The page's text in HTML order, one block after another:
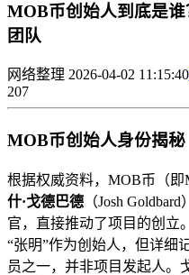
MOB币创始人到底是
团队
网络整理 2026-04-02 11:15:40
207
MOB币创始人身份揭秘
根据权威资料，MOB币（即
什·戈德巴德 （Josh
官，直接推动了项目的创立
“张明”作为创始人，但详细
员之一，并非项目发起人。